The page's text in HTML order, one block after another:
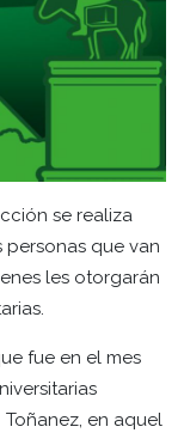
se realiza
personas que van
les otorgarán
fue en el mes
en aquel